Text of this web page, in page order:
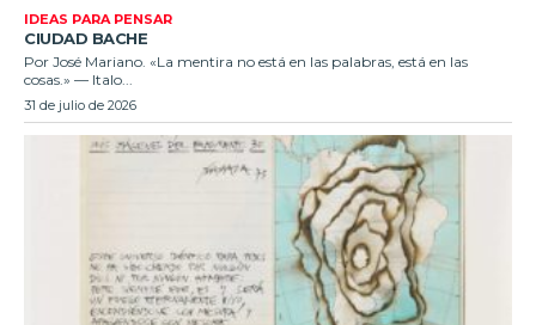
IDEAS PARA PENSAR
CIUDAD BACHE
Por José Mariano. «La mentira no está en las palabras, está en las
cosas.» — Italo...
31 de julio de 2026